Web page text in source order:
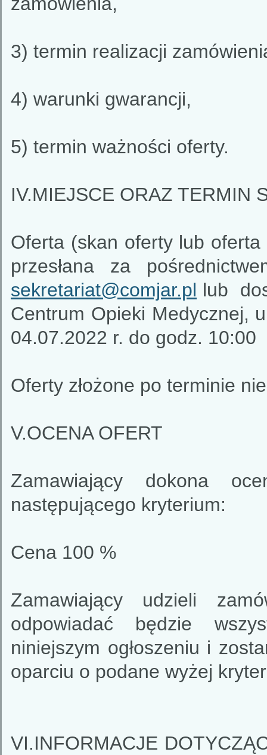
3) termin realizacji
4) warunki gwarancji,
5) termin ważności oferty.
IV.MIEJSCE ORAZ TERMIN
Oferta (skan oferty lub
przesłana za
sekretariat@comjar.pl lub
Centrum Opieki Medycznej,
04.07.2022 r. do godz. 10:00
Oferty złożone po terminie
V.OCENA OFERT
Zamawiający dokona
następującego kryterium:
Cena 100 %
Zamawiający udzieli
odpowiadać będzie
niniejszym ogłoszeniu i
oparciu o podane wyżej
VI.INFORMACJE